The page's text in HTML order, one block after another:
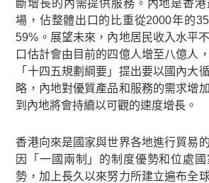
斷增長的內需提供服務。內地是香
場，佔整體出口的比重從2000年的
59%。展望未來，內地居民收入水平
口估計會由目前的四億人增至八億人
「十四五規劃綱要」提出要以國內大
略，內地對優質產品和服務的需求增
到內地將會持續以可觀的速度增長。
香港向來是國家與世界各地進行貿易
因「一國兩制」的制度優勢和位處
勢，加上長久以來努力所建立遍布全